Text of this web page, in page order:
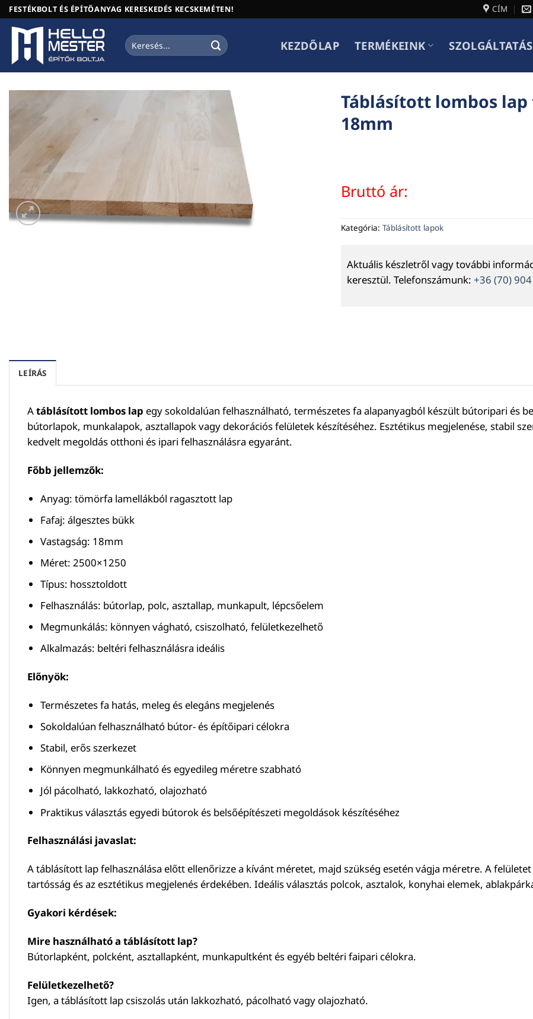
Skip
to
content
FESTÉKBOLT ÉS ÉPÍTŐANYAG KERESKEDÉS KECSKEMÉTEN! CÍM
Keresés
a
KEZDŐLAP TERMÉKEINK
Táblásított lombos lap
18mm
Bruttó ár:
Kategória: Táblásított lapok
Aktuális készletről vagy további
keresztül. Telefonszámunk: +36 (70)
LEÍRÁS
Atáblásított lombos lap egy sokoldalúan felhasználható, természetes fa alapanyagból készült bútoripari és
bútorlapok, munkalapok, asztallapok vagy dekorációs felületek készítéséhez. Esztétikus megjelenése, stabil
kedvelt megoldás otthoni és ipari felhasználásra egyaránt.
Főbb jellemzők:
Anyag: tömörfa lamellákból ragasztott lap
Fafaj: álgesztes bükk
Vastagság: 18mm
Méret: 2500×1250
Típus: hossztoldott
Felhasználás: bútorlap, polc, asztallap, munkapult, lépcsőelem
Megmunkálás: könnyen vágható, csiszolható, felületkezelhető
Alkalmazás: beltéri felhasználásra ideális
Előnyök:
Természetes fa hatás, meleg és elegáns megjelenés
Sokoldalúan felhasználható bútor- és építőipari célokra
Stabil, erős szerkezet
Könnyen megmunkálható és egyedileg méretre szabható
Jól pácolható, lakkozható, olajozható
Praktikus választás egyedi bútorok és belsőépítészeti megoldások készítéséhez
Felhasználási javaslat:
A táblásított lap felhasználása előtt ellenőrizze a kívánt méretet, majd szükség esetén vágja méretre. A
tartósság és az esztétikus megjelenés érdekében. Ideális választás polcok, asztalok, konyhai elemek,
Gyakori kérdések:
Mire használható a táblásított lap?
Bútorlapként, polcként, asztallapként, munkapultként és egyéb beltéri faipari célokra.
Felületkezelhető?
Igen, a táblásított lap csiszolás után lakkozható, pácolható vagy olajozható.